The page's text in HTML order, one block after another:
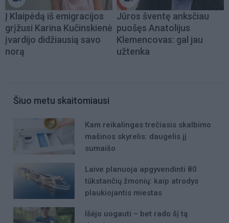
Į Klaipėdą iš emigracijos
grįžusi Karina Kučinskienė
įvardijo didžiausią savo
norą
Jūros šventę anksčiau
puošęs Anatolijus
Klemencovas: gal jau
užtenka
Šiuo metu skaitomiausi
Kam reikalingas trečiasis skalbimo
mašinos skyrelis: daugelis jį
sumaišo
Laive planuoja apgyvendinti 80
tūkstančių žmonių: kaip atrodys
plaukiojantis miestas
Išėjo uogauti – bet rado šį tą